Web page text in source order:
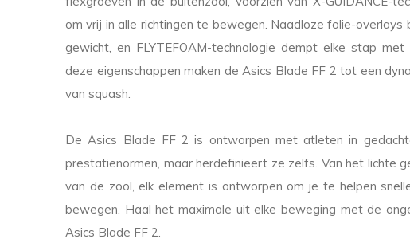
om vrij in alle richtingen te bewegen. Naadloze folie-
gewicht, en FLYTEFOAM-technologie dempt elke stap
deze eigenschappen maken de Asics Blade FF 2 tot een
van squash.
De Asics Blade FF 2 is ontworpen met atleten in
prestatienormen, maar herdefinieert ze zelfs. Van het lichte
van de zool, elk element is ontworpen om je te helpen
bewegen. Haal het maximale uit elke beweging met de
Asics Blade FF 2.